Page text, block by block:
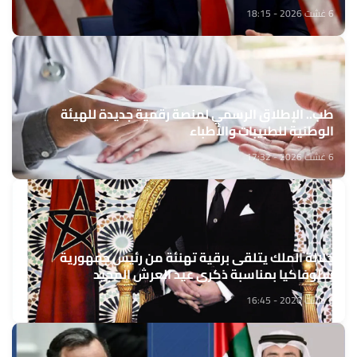
6 غشت 2026 - 18:15
طب.. الإطلاق الرسمي لمنصة رقمية جديدة للهيئة
الوطنية للطبيبات والأطباء
6 غشت 2026 - 17:32
جلالة الملك يتلقى برقية تهنئة من رئيس جمهورية
سلوفاكيا بمناسبة ذكرى عيد العرش المجيد
6 غشت 2026 - 16:45